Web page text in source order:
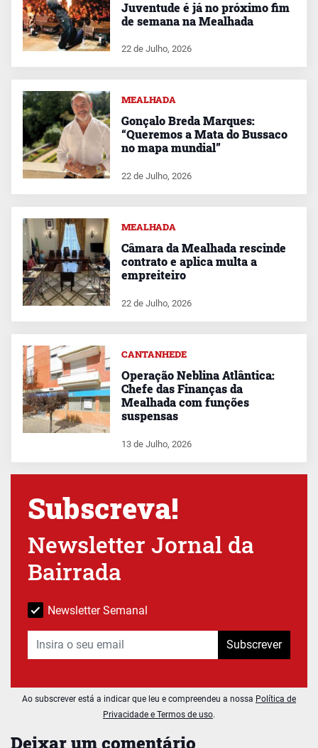
Deixar um comentário
Juventude é já no próximo fim
de semana na Mealhada
22 de Julho, 2026
MEALHADA
Gonçalo Breda Marques:
“Queremos a Mata do Bussaco
no mapa mundial”
22 de Julho, 2026
MEALHADA
Câmara da Mealhada rescinde
contrato e aplica multa a
empreiteiro
22 de Julho, 2026
CANTANHEDE
Operação Neblina Atlântica:
Chefe das Finanças da
Mealhada com funções
suspensas
13 de Julho, 2026
Subscreva!
Newsletter Jornal da
Bairrada
Newsletter Semanal
Subscrever
Ao subscrever está a indicar que leu e compreendeu a nossa Política de
Privacidade e Termos de uso.